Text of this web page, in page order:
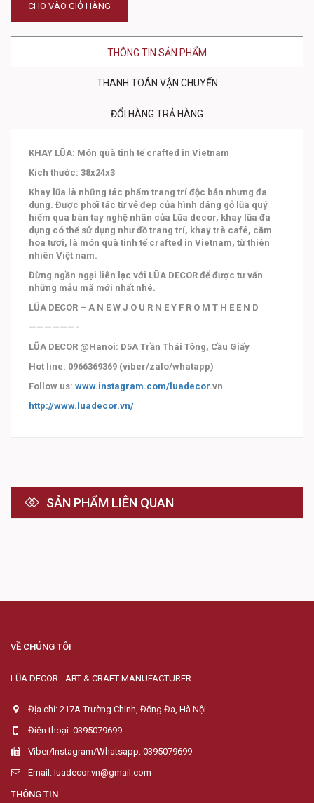
CHO VÀO GIỎ HÀNG
THÔNG TIN SẢN PHẨM
THANH TOÁN VẬN CHUYỂN
ĐỔI HÀNG TRẢ HÀNG
KHAY LŨA: Món quà tinh tế crafted in Vietnam
Kích thước: 38x24x3
Khay lũa là những tác phẩm trang trí độc bản nhưng đa
dụng. Được phối tác từ vẻ đep của hình dáng gỗ lũa quý
hiếm qua bàn tay nghệ nhân của Lũa decor, khay lũa đa
dụng có thể sử dụng như đồ trang trí, khay trà café, cắm
hoa tươi, là món quà tinh tế crafted in Vietnam, từ thiên
nhiên Việt nam.
Đừng ngần ngại liên lạc với LŨA DECOR để được tư vấn
những mẫu mã mới nhất nhé.
LŨA DECOR – A N E W J O U R N E Y F R O M T H E E N D
——————-
LŨA DECOR @Hanoi: D5A Trần Thái Tông, Cầu Giấy
Hot line: 0966369369 (viber/zalo/whatapp)
Follow us: www.instagram.com/luadecor.vn
http://www.luadecor.vn/
SẢN PHẨM LIÊN QUAN
VỀ CHÚNG TÔI
LŨA DECOR - ART & CRAFT MANUFACTURER
Địa chỉ: 217A Trường Chinh, Đống Đa, Hà Nội.
Điện thoại: 0395079699
Viber/Instagram/Whatsapp: 0395079699
Email: luadecor.vn@gmail.com
THÔNG TIN